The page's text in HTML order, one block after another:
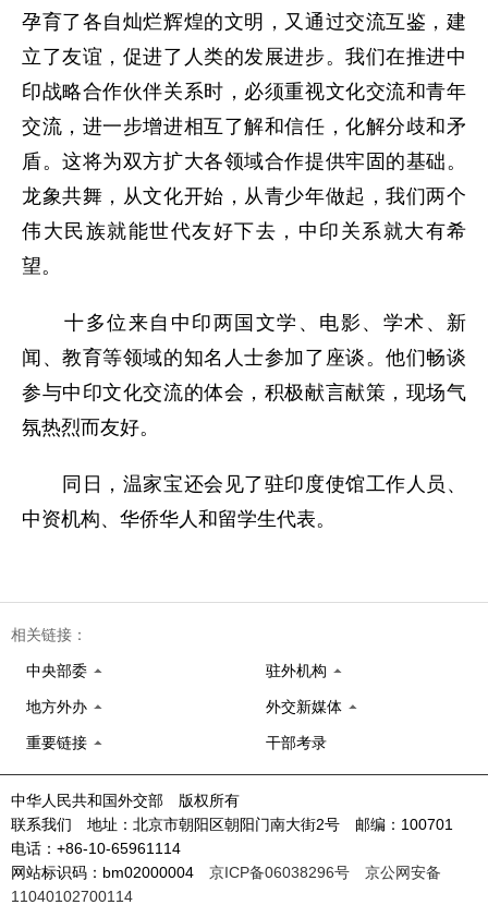
孕育了各自灿烂辉煌的文明，又通过交流互鉴，建
立了友谊，促进了人类的发展进步。我们在推进中
印战略合作伙伴关系时，必须重视文化交流和青年
交流，进一步增进相互了解和信任，化解分歧和矛
盾。这将为双方扩大各领域合作提供牢固的基础。
龙象共舞，从文化开始，从青少年做起，我们两个
伟大民族就能世代友好下去，中印关系就大有希
望。
十多位来自中印两国文学、电影、学术、新
闻、教育等领域的知名人士参加了座谈。他们畅谈
参与中印文化交流的体会，积极献言献策，现场气
氛热烈而友好。
同日，温家宝还会见了驻印度使馆工作人员、
中资机构、华侨华人和留学生代表。
相关链接：
中央部委 驻外机构
地方外办 外交新媒体
重要链接 干部考录
中华人民共和国外交部 版权所有
联系我们 地址：北京市朝阳区朝阳门南大街2号 邮编：100701
电话：+86-10-65961114
网站标识码：bm02000004 京ICP备06038296号
京公网安备
11040102700114